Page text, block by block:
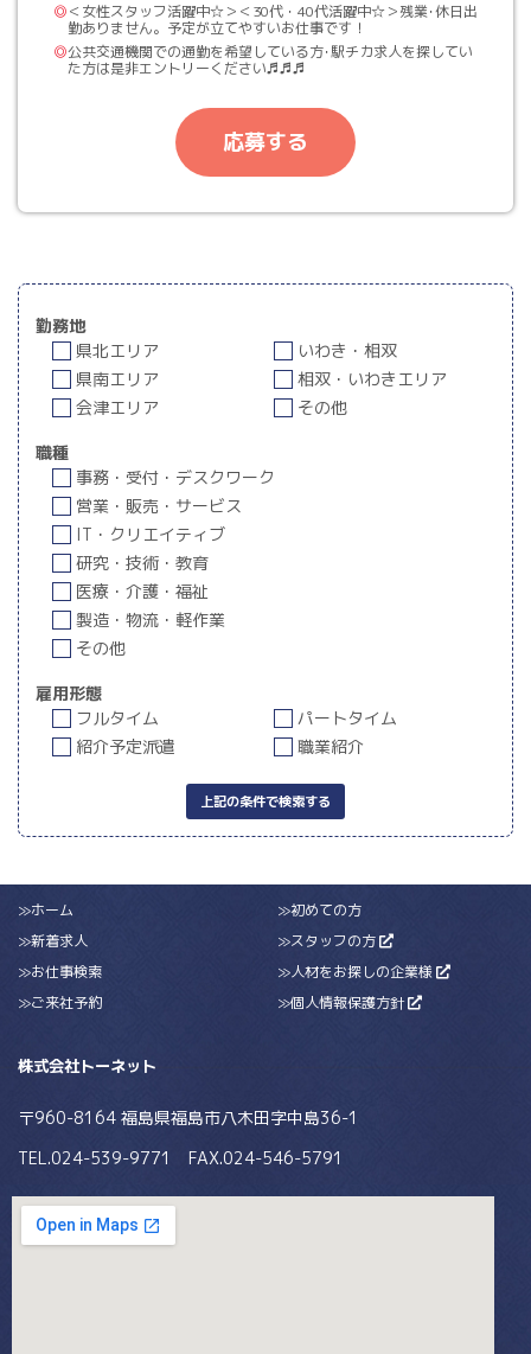
◎＜女性スタッフ活躍中☆＞＜30代・40代活躍中☆＞残業･休日出
勤ありません。予定が立てやすいお仕事です！
◎公共交通機関での通勤を希望している方･駅チカ求人を探してい
た方は是非エントリーください♬♬♬
応募する
勤務地
県北エリア
いわき・相双
県南エリア
相双・いわきエリア
会津エリア
その他
職種
事務・受付・デスクワーク
営業・販売・サービス
IT・クリエイティブ
研究・技術・教育
医療・介護・福祉
製造・物流・軽作業
その他
雇用形態
フルタイム
パートタイム
紹介予定派遣
職業紹介
上記の条件で検索する
株式会社トーネット
〒960-8164 福島県福島市八木田字中島36-1
TEL.024-539-9771 FAX.024-546-5791
≫ホーム
≫新着求人
≫お仕事検索
≫ご来社予約
≫初めての方
≫スタッフの方
≫人材をお探しの企業様
≫個人情報保護方針